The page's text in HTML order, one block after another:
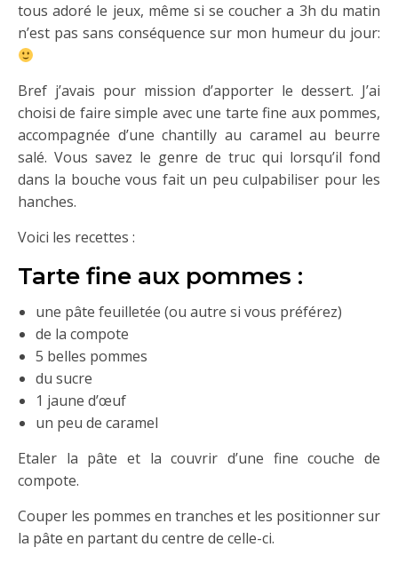
tous adoré le jeux, même si se coucher a 3h du matin
n’est pas sans conséquence sur mon humeur du jour:
Bref j’avais pour mission d’apporter le dessert. J’ai
choisi de faire simple avec une tarte fine aux pommes,
accompagnée d’une chantilly au caramel au beurre
salé. Vous savez le genre de truc qui lorsqu’il fond
dans la bouche vous fait un peu culpabiliser pour les
hanches.
Voici les recettes :
Tarte fine aux pommes :
une pâte feuilletée (ou autre si vous préférez)
de la compote
5 belles pommes
du sucre
1 jaune d’œuf
un peu de caramel
Etaler la pâte et la couvrir d’une fine couche de
compote.
Couper les pommes en tranches et les positionner sur
la pâte en partant du centre de celle-ci.